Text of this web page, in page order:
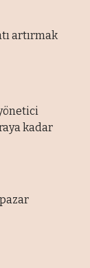
artırmak
kadar